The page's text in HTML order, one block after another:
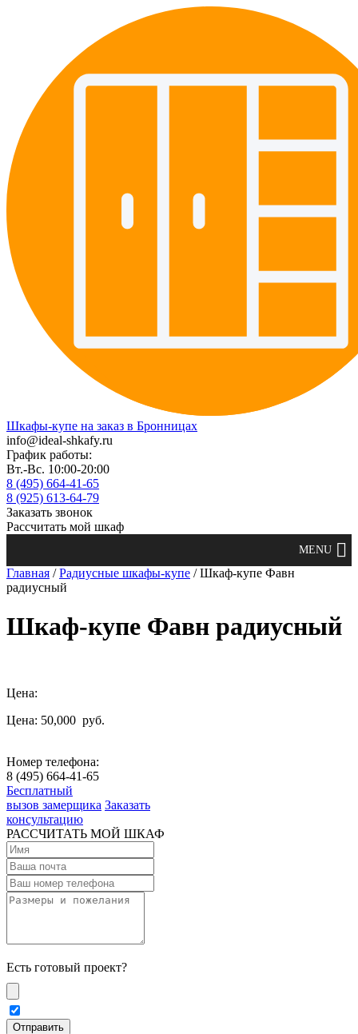
Шкафы-купе на заказ в Бронницах
info@ideal-shkafy.ru
График работы:
Вт.-Вс. 10:00-20:00
8 (495) 664-41-65
8 (925) 613-64-79
Заказать звонок
Рассчитать мой шкаф
Главная /Радиусные шкафы-купе / Шкаф-купе Фавн
радиусный
Шкаф-купе Фавн радиусный
Цена:
Цена: 50,000 руб.
Номер телефона:
8 (495) 664-41-65
Бесплатный
вызов замерщика Заказать
консультацию
РАССЧИТАТЬ МОЙ ШКАФ
Есть готовый проект?